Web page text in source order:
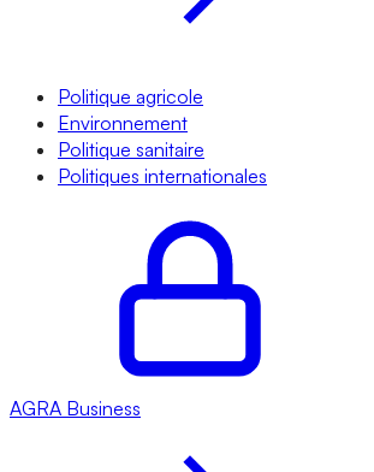
Politique agricole
Environnement
Politique sanitaire
Politiques internationales
AGRA Business